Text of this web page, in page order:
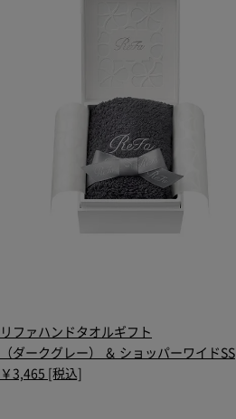
リファハンドタオルギフト
（ダークグレー） ＆ ショッパーワイドSS
￥3,465 [税込]